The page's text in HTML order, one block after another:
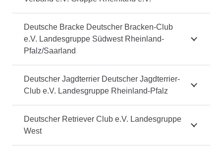
Deutsche Bracke Deutscher Bracken-Club
e.V. Landesgruppe Südwest Rheinland-
Pfalz/Saarland
Deutscher Jagdterrier Deutscher Jagdterrier-
Club e.V. Landesgruppe Rheinland-Pfalz
Deutscher Retriever Club e.V. Landesgruppe
West